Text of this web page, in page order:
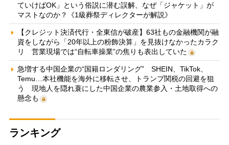
ていけばOK」という俗説に潜む誤解、なぜ「ジャケット」が
マストなのか？《1級葬祭ディレクターが解説》
【クレジット決済代行・全東信が破産】63社もの金融機関が融
資をしながら「20年以上の粉飾決算」を見抜けなかったカラク
リ 営業現場では“自転車操業”の焦りも表出していた
急増する中国企業の“国籍ロンダリング” SHEIN、TikTok、
Temu…本社機能を海外に移転させ、トランプ関税の回避を狙
う 現地人を隠れ蓑にした中国企業の農業参入・土地取得への
懸念も
ランキング